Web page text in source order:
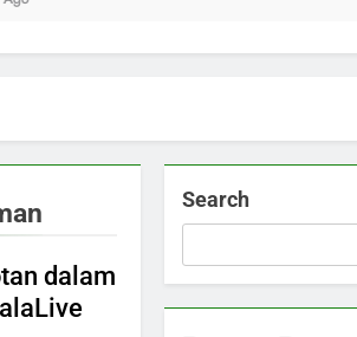
dalam
Search